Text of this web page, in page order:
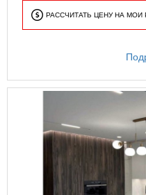
РАССЧИТАТЬ ЦЕНУ НА МОИ